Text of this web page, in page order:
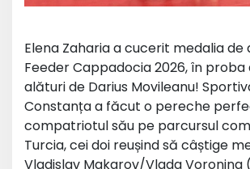
Elena Zaharia a cucerit medalia de
Feeder Cappadocia 2026, în proba
alături de Darius Movileanu!
Constanța a făcut o pereche
compatriotul său pe parcursul
Turcia, cei doi reușind să câștige
Vladislav Makarov/Vlada Voronina